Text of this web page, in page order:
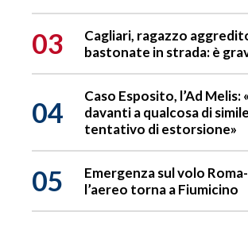
03
Cagliari, ragazzo
bastonate in strada: è
04
Caso Esposito, l’Ad Melis:
davanti a qualcosa di
tentativo di estorsione»
05
Emergenza sul volo
l’aereo torna a Fiumicino